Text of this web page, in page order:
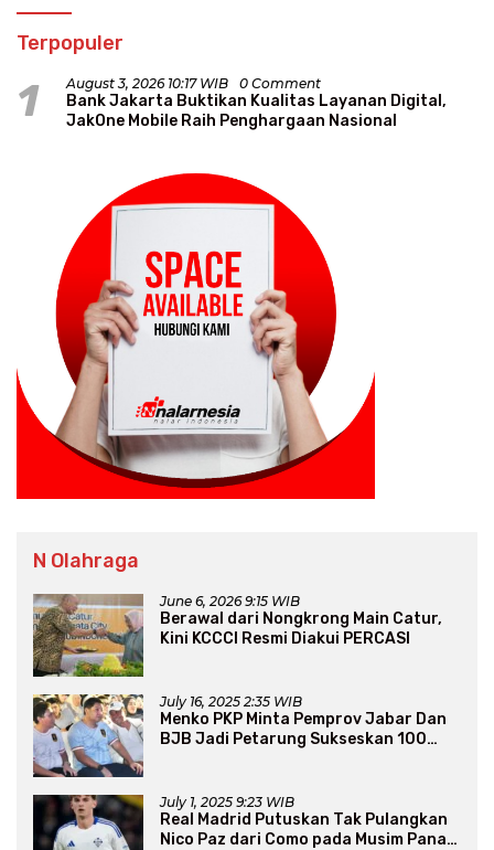
Terpopuler
1 August 3, 2026 10:17 WIB 0 Comment
Bank Jakarta Buktikan Kualitas Layanan Digital,
JakOne Mobile Raih Penghargaan Nasional
N Olahraga
June 6, 2026 9:15 WIB
Berawal dari Nongkrong Main Catur,
Kini KCCCI Resmi Diakui PERCASI
July 16, 2025 2:35 WIB
Menko PKP Minta Pemprov Jabar Dan
BJB Jadi Petarung Sukseskan 100
July 1, 2025 9:23 WIB
Real Madrid Putuskan Tak Pulangkan
Nico Paz dari Como pada Musim Panas